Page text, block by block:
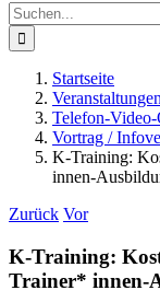
Suche
nach:
Startseite
Veranstaltungen
Telefon-
Vortrag /
K-Training:
innen-
Zurück Vor
K-Training:
Trainer* innen-